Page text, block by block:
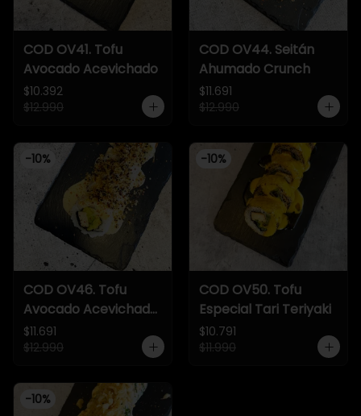
COD OV41. Tofu
Avocado Acevichado
$10.392
$12.990
COD OV44. Seitán
Ahumado Crunch
$11.691
$12.990
-10%
COD OV46. Tofu
Avocado Acevichado
Crunch
$11.691
$12.990
-10%
COD OV50. Tofu
Especial Tari Teriyaki
$10.791
$11.990
-10%